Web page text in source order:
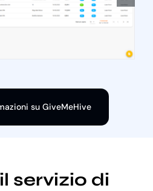
su GiveMeHive
servizio di